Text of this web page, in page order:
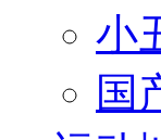
小
国